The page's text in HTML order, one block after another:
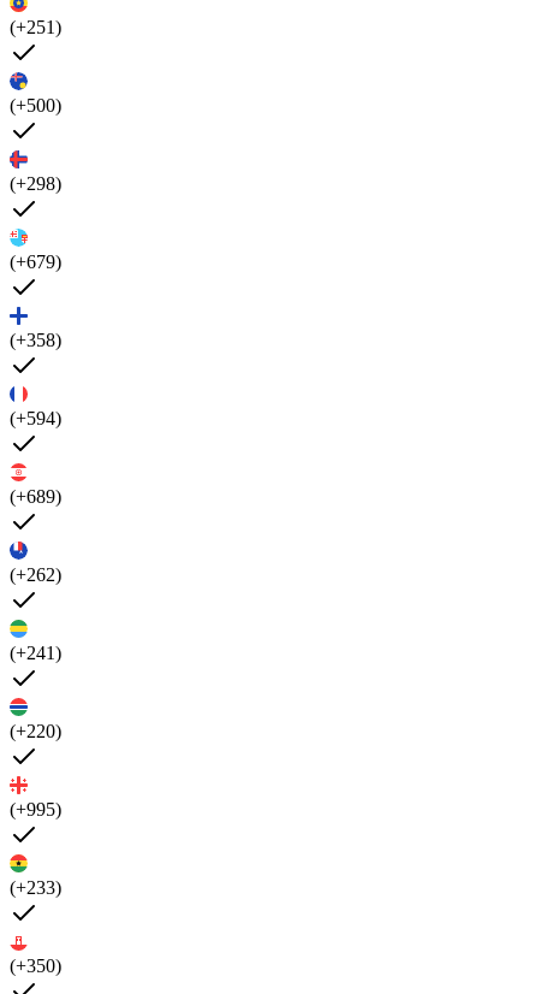
(+251)
(+500)
(+298)
(+679)
(+358)
(+594)
(+689)
(+262)
(+241)
(+220)
(+995)
(+233)
(+350)